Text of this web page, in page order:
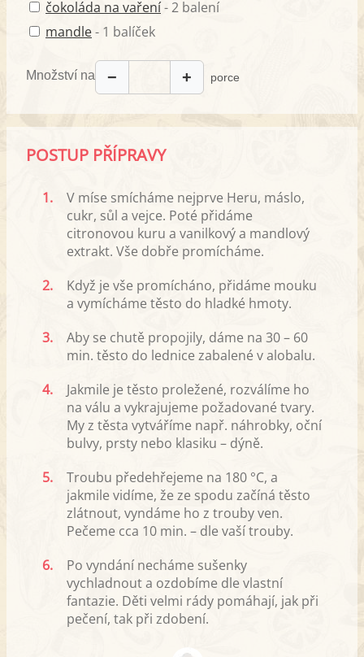
čokoláda na vaření- 2 balení
mandle- 1 balíček
Množství na − + porce
POSTUP PŘÍPRAVY
1.
V míse smícháme nejprve Heru, máslo,
cukr, sůl a vejce. Poté přidáme
citronovou kuru a vanilkový a mandlový
extrakt. Vše dobře promícháme.
2.
Když je vše promícháno, přidáme mouku
a vymícháme těsto do hladké hmoty.
3.
Aby se chutě propojily, dáme na 30 – 60
min. těsto do lednice zabalené v alobalu.
4.
Jakmile je těsto proležené, rozválíme ho
na válu a vykrajujeme požadované tvary.
My z těsta vytváříme např. náhrobky, oční
bulvy, prsty nebo klasiku – dýně.
5.
Troubu předehřejeme na 180 °C, a
jakmile vidíme, že ze spodu začíná těsto
zlátnout, vyndáme ho z trouby ven.
Pečeme cca 10 min. – dle vaší trouby.
6.
Po vyndání necháme sušenky
vychladnout a ozdobíme dle vlastní
fantazie. Děti velmi rády pomáhají, jak při
pečení, tak při zdobení.